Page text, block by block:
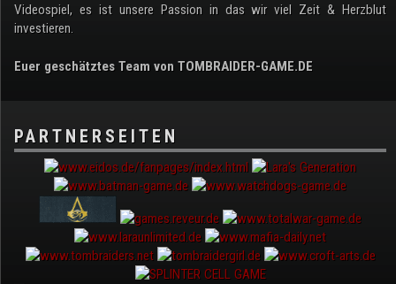
Videospiel, es ist unsere Passion in das wir viel Zeit & Herzblut
investieren.
Euer geschätztes Team von TOMBRAIDER-GAME.DE
PARTNERSEITEN